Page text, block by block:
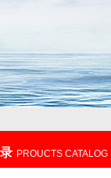
PROUCTS CATALOG